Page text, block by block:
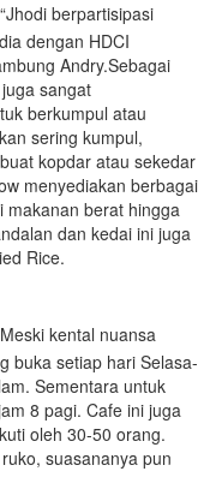
“Jhodi berpartisipasi
dengan HDCI
Andry.Sebagai
sangat
berkumpul atau
sering kumpul,
kopdar atau sekedar
menyediakan berbagai
makanan berat hingga
dan kedai ini juga
Rice.
Meski kental nuansa
buka setiap hari Selasa-
Sementara untuk
8 pagi. Cafe ini juga
oleh 30-50 orang.
suasananya pun